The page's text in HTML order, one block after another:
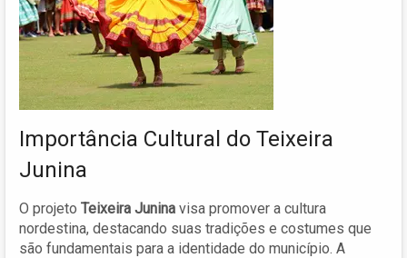
Importância Cultural do Teixeira
Junina
O projeto Teixeira Junina visa promover a cultura
nordestina, destacando suas tradições e costumes que
são fundamentais para a identidade do município. A